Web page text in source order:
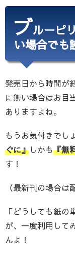
ブルーピ
い場合でも
発売日から時間が
に無い場合はお目
ありますよね。
もうお気付きでし
ぐに』しかも『無
す！
（最新刊の場合は
「どうしても紙
が、一度利用して
んよ！